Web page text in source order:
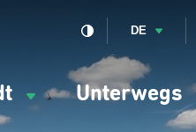
Unterwegs
DE